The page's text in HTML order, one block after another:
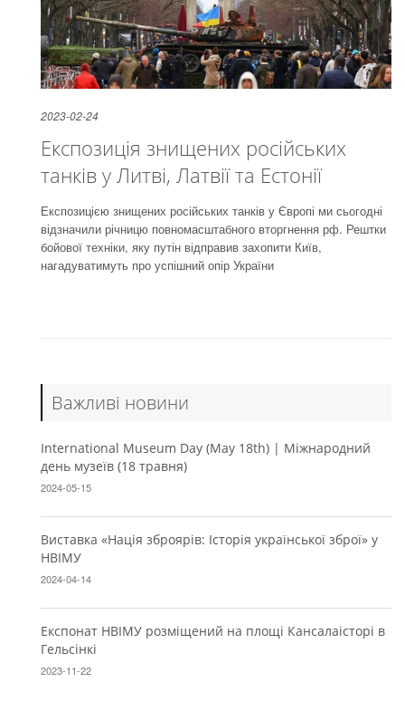
2023-02-24
Експозиція знищених російських
танків у Литві, Латвії та Естонії
Експозицією знищених російських танків у Європі ми сьогодні
відзначили річницю повномасштабного вторгнення рф. Рештки
бойової техніки, яку путін відправив захопити Київ,
нагадуватимуть про успішний опір України
Важливі новини
International Museum Day (May 18th) | Міжнародний
день музеїв (18 травня)
2024-05-15
Виставка «Нація зброярів: Історія української зброї» у
НВІМУ
2024-04-14
Експонат НВІМУ розміщений на площі Кансалаісторі в
Гельсінкі
2023-11-22